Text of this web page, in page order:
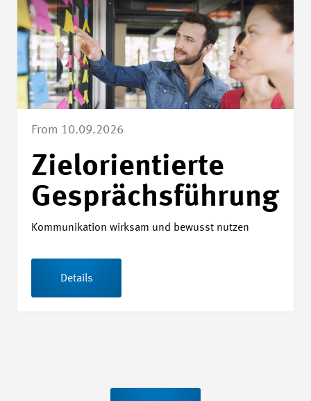
From 10.09.2026
Zielorientierte
Gesprächsführung
Kommunikation wirksam und bewusst nutzen
Details